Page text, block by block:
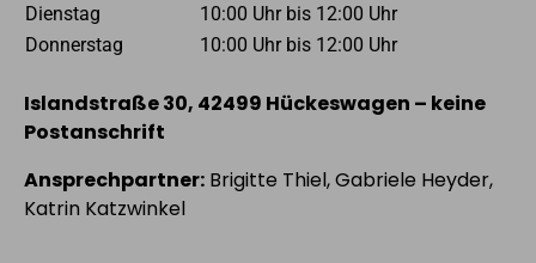
Dienstag
10:00 Uhr bis 12:00 Uhr
Donnerstag
10:00 Uhr bis 12:00 Uhr
Islandstraße 30, 42499 Hückeswagen – keine
Postanschrift
Ansprechpartner: Brigitte Thiel, Gabriele Heyder,
Katrin Katzwinkel